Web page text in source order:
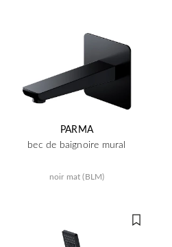
PARMA
bec de baignoire mural
noir mat (BLM)